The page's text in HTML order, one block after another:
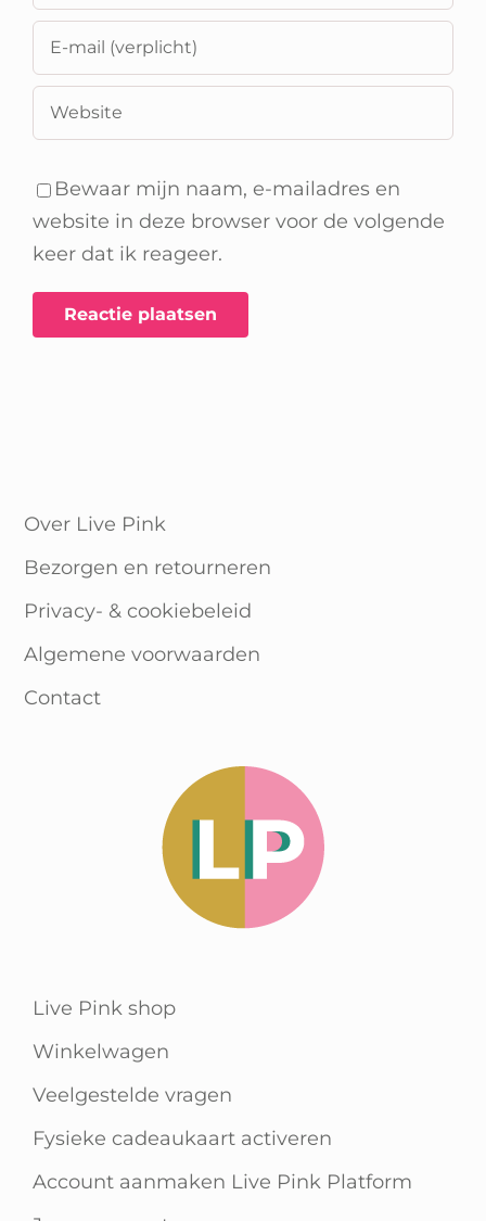
Bewaar mijn naam, e-mailadres en
website in deze browser voor de volgende
keer dat ik reageer.
Over Live Pink
Bezorgen en retourneren
Privacy- & cookiebeleid
Algemene voorwaarden
Contact
Live Pink shop
Winkelwagen
Veelgestelde vragen
Fysieke cadeaukaart activeren
Account aanmaken Live Pink Platform